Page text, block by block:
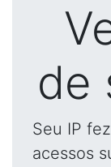
de
Seu IP
acessos